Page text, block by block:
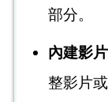
部分。
內建影
整影片